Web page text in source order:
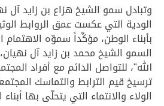
وتبادل سمو الشيخ هزاع بن زايد آل
الودية التي عكست عمق الروابط
بأبناء الوطن، مؤكِّداً سموّه الاهتمام
السمو الشيخ محمد بن زايد آل
الله"، للتواصل الدائم مع أفراد
ترسيخ قيم الترابط والتماسك
الولاء والانتماء التي يتحلّى بها